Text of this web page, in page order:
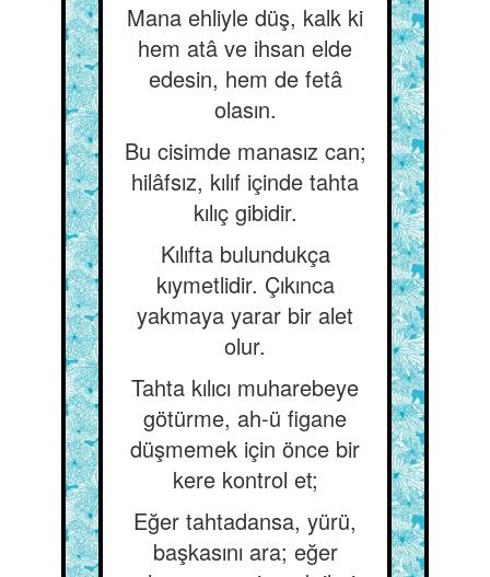
Mana ehliyle düş, kalk ki
hem atâ ve ihsan elde
edesin, hem de fetâ
olasın.
Bu cisimde manasız can;
hilâfsız, kılıf içinde tahta
kılıç gibidir.
Kılıfta bulundukça
kıymetlidir. Çıkınca
yakmaya yarar bir alet
olur.
Tahta kılıcı muharebeye
götürme, ah-ü figane
düşmemek için önce bir
kere kontrol et;
Eğer tahtadansa, yürü,
başkasını ara; eğer